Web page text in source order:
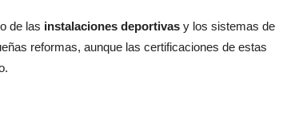
de las instalaciones deportivas y los sistemas de
reformas, aunque las certificaciones de estas